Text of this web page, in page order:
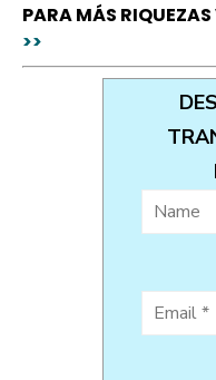
PARA MÁS
>>